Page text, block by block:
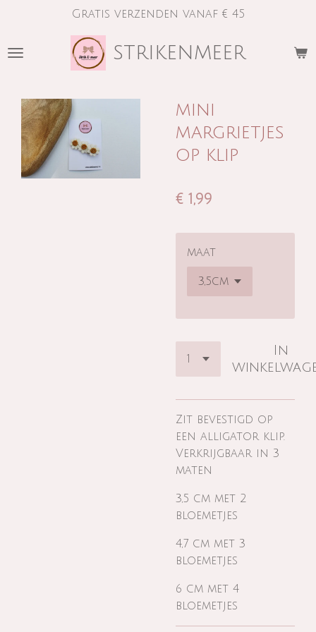
naar
strikenmeer
Gratis verzenden vanaf € 45
mini
margrietjes
op klip
€ 1,99
maat
In
Zit bevestigd op
een alligator klip.
Verkrijgbaar in 3
maten
3,5 cm met 2
bloemetjes
4,7 cm met 3
bloemetjes
6 cm met 4
bloemetjes